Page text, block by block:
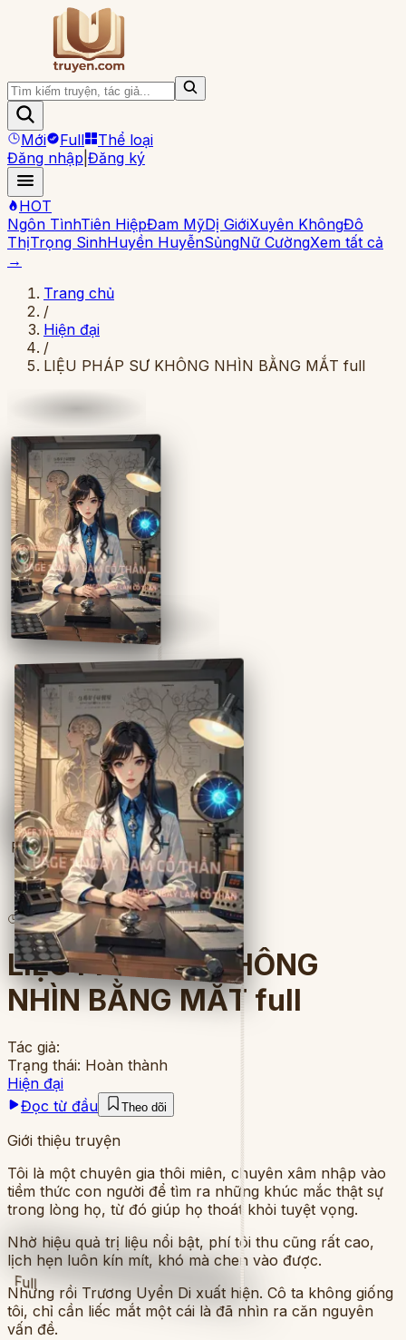
Mới Full
Thể loại
Đăng nhập Đăng ký
HOT
Ngôn TìnhTiên HiệpĐam MỹDị GiớiXuyên KhôngĐô
ThịTrọng SinhHuyền HuyễnSủngNữ CườngXem tất cả
→
Trang chủ
/
Hiện đại
/
LIỆU PHÁP SƯ KHÔNG NHÌN BẰNG MẮT full
Full
Full
3lượt đọc 8chương
LIỆU PHÁP SƯ KHÔNG
NHÌN BẰNG MẮT full
Tác giả:
Trạng thái: Hoàn thành
Hiện đại
Đọc từ đầu
Theo dõi
Giới thiệu truyện
Tôi là một chuyên gia thôi miên, chuyên xâm nhập vào
tiềm thức con người để tìm ra những khúc mắc thật sự
trong lòng họ, từ đó giúp họ thoát khỏi tuyệt vọng.
Nhờ hiệu quả trị liệu nổi bật, phí tôi thu cũng rất cao,
lịch hẹn luôn kín mít, khó mà chen vào được.
Nhưng rồi Trương Uyển Di xuất hiện. Cô ta không giống
tôi, chỉ cần liếc mắt một cái là đã nhìn ra căn nguyên
vấn đề.